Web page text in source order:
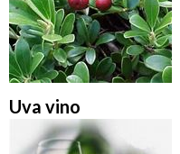
Uva vino